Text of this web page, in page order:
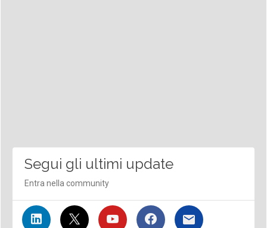
Segui gli ultimi update
Entra nella community